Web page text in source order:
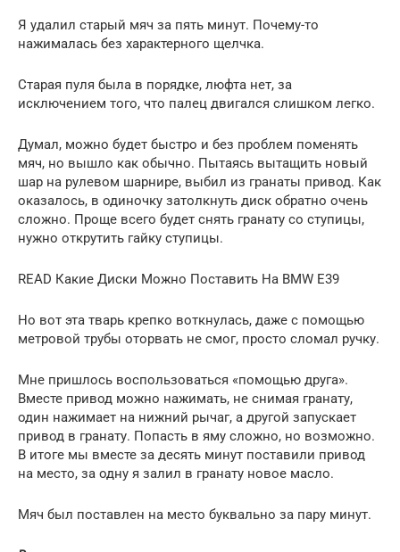
Я удалил старый мяч за пять минут. Почему-то
нажималась без характерного щелчка.
Старая пуля была в порядке, люфта нет, за
исключением того, что палец двигался слишком легко.
Думал, можно будет быстро и без проблем поменять
мяч, но вышло как обычно. Пытаясь вытащить новый
шар на рулевом шарнире, выбил из гранаты привод. Как
оказалось, в одиночку затолкнуть диск обратно очень
сложно. Проще всего будет снять гранату со ступицы,
нужно открутить гайку ступицы.
READ Какие Диски Можно Поставить На BMW Е39
Но вот эта тварь крепко воткнулась, даже с помощью
метровой трубы оторвать не смог, просто сломал ручку.
Мне пришлось воспользоваться «помощью друга».
Вместе привод можно нажимать, не снимая гранату,
один нажимает на нижний рычаг, а другой запускает
привод в гранату. Попасть в яму сложно, но возможно.
В итоге мы вместе за десять минут поставили привод
на место, за одну я залил в гранату новое масло.
Мяч был поставлен на место буквально за пару минут.